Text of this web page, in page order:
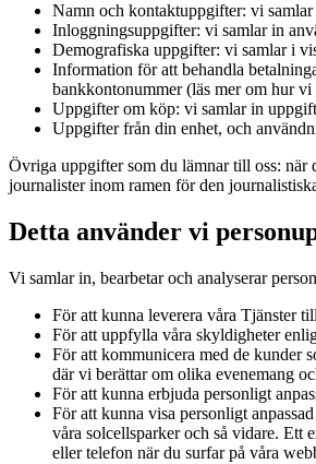
Namn och kontaktuppgifter: vi samlar
Inloggningsuppgifter: vi samlar in
Demografiska uppgifter: vi samlar i
Information för att behandla
bankkontonummer (läs mer om hur
Uppgifter om köp: vi samlar in
Uppgifter från din enhet, och
Övriga uppgifter som du lämnar till oss: när
journalister inom ramen för den
Detta använder vi
Vi samlar in, bearbetar och analyserar
För att kunna leverera våra Tjänster
För att uppfylla våra skyldigheter
För att kommunicera med de kunder
där vi berättar om olika evenemang
För att kunna erbjuda personligt
För att kunna visa personligt
våra solcellsparker och så vidare. Ett
eller telefon när du surfar på våra